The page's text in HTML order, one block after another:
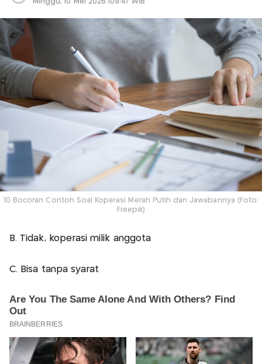
Minggu, 10 Mei 2026 |09:47 WIB
10 Bocoran Contoh Soal Koperasi Merah Putih dan Jawabannya (Foto:
Freepik)
B. Tidak, koperasi milik anggota
C. Bisa tanpa syarat